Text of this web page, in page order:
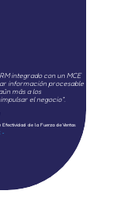
integrado con un MCE
información procesable
más a los
el negocio".
Efectividad de la Fuerza de Ventas
-